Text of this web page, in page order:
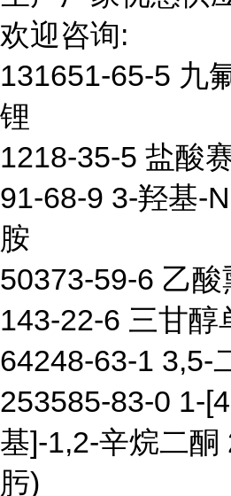
欢迎咨询:
131651-65-5 九
锂
1218-35-5 盐酸
91-68-9 3-羟基-
胺
50373-59-6 乙酸
143-22-6 三甘醇
64248-63-1 3,5-
253585-83-0 1-
基]-1,2-辛烷二酮
肟)